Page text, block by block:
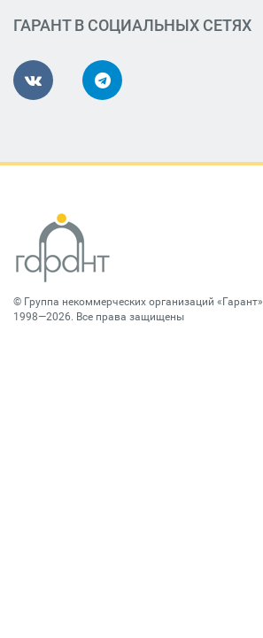
ГАРАНТ В СОЦИАЛЬНЫХ СЕТЯХ
© Группа некоммерческих организаций «Гарант»
1998—2026. Все права защищены